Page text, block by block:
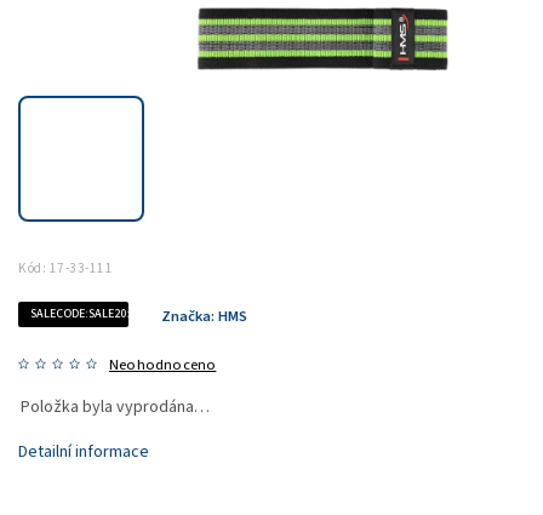
Kód: 17-33-111
SALECODE:SALE20:20:%
Neohodnoceno
Značka: HMS
Položka byla vyprodána…
Detailní informace